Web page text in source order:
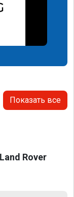
Показать все
Rover